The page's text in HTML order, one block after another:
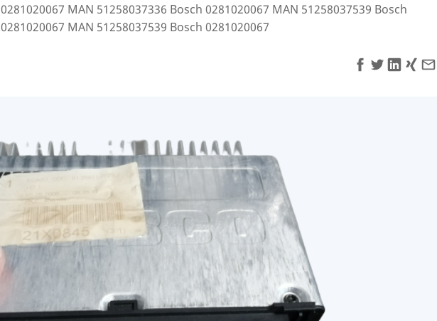
0281020067 MAN 51258037336 Bosch 0281020067 MAN 51258037539 Bosch
0281020067 MAN 51258037539 Bosch 0281020067